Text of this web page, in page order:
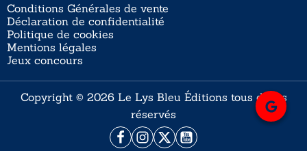
Conditions Générales de vente
Déclaration de confidentialité
Politique de cookies
Mentions légales
Jeux concours
Copyright © 2026 Le Lys Bleu Éditions tous droits
réservés